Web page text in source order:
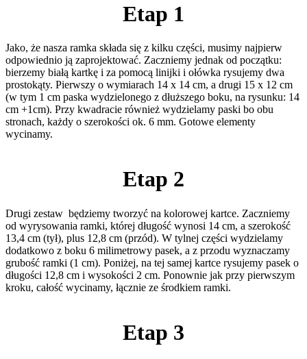
Etap 1
Jako, że nasza ramka składa się z kilku części, musimy najpierw
odpowiednio ją zaprojektować. Zaczniemy jednak od początku:
bierzemy białą kartkę i za pomocą linijki i ołówka rysujemy dwa
prostokąty. Pierwszy o wymiarach 14 x 14 cm, a drugi 15 x 12 cm
(w tym 1 cm paska wydzielonego z dłuższego boku, na rysunku: 14
cm +1cm). Przy kwadracie również wydzielamy paski bo obu
stronach, każdy o szerokości ok. 6 mm. Gotowe elementy
wycinamy.
Etap 2
Drugi zestaw będziemy tworzyć na kolorowej kartce. Zaczniemy
od wyrysowania ramki, której długość wynosi 14 cm, a szerokość
13,4 cm (tył), plus 12,8 cm (przód). W tylnej części wydzielamy
dodatkowo z boku 6 milimetrowy pasek, a z przodu wyznaczamy
grubość ramki (1 cm). Poniżej, na tej samej kartce rysujemy pasek o
długości 12,8 cm i wysokości 2 cm. Ponownie jak przy pierwszym
kroku, całość wycinamy, łącznie ze środkiem ramki.
Etap 3